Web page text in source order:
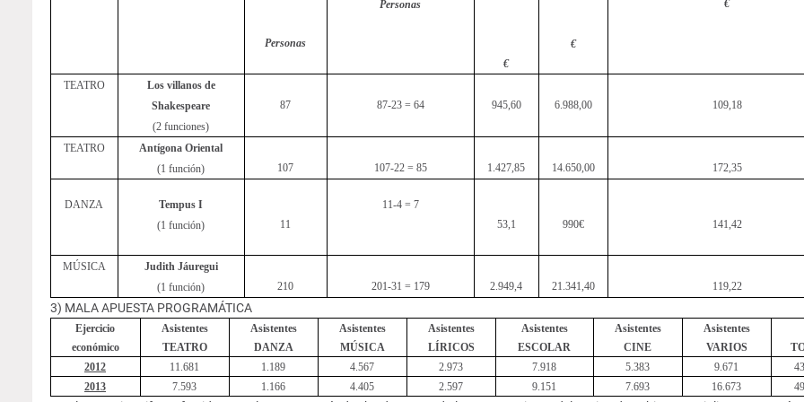
Personas
Personas
€
€
€
TEATRO
Los villanos de
Shakespeare
(2 funciones)
87 87-23 = 64 945,60 6.988,00 109,18
TEATRO
Antígona Oriental
(1 función)
107 107-22 = 85 1.427,85 14.650,00 172,35
DANZA
Tempus I
(1 función)
11
11-4 = 7
53,1
990€ 141,42
MÚSICA
Judith Jáuregui
(1 función)
210 201-31 = 179 2.949,4 21.341,40 119,22
3) MALA APUESTA PROGRAMÁTICA
Ejercicio
económico
Asistentes
TEATRO
Asistentes
DANZA
Asistentes
MÚSICA
Asistentes
LÍRICOS
Asistentes
ESCOLAR
Asistentes
CINE
Asistentes
VARIOS
2012
11.681 1.189 4.567 2.973 7.918 5.383 9.671
2013
7.593 1.166 4.405 2.597 9.151 7.693 16.673